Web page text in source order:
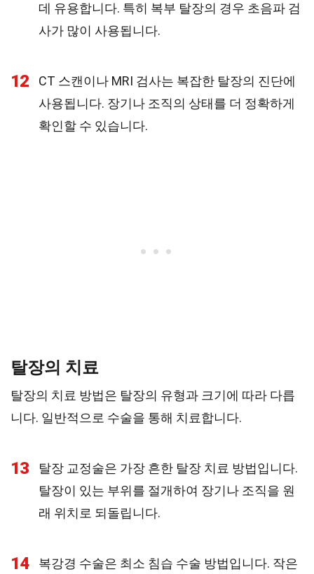
데 유용합니다. 특히 복부 탈장의 경우 초음파 검
사가 많이 사용됩니다.
12
CT 스캔이나 MRI 검사는 복잡한 탈장의 진단에
사용됩니다. 장기나 조직의 상태를 더 정확하게
확인할 수 있습니다.
탈장의 치료
탈장의 치료 방법은 탈장의 유형과 크기에 따라 다릅
니다. 일반적으로 수술을 통해 치료합니다.
13
탈장 교정술은 가장 흔한 탈장 치료 방법입니다.
탈장이 있는 부위를 절개하여 장기나 조직을 원
래 위치로 되돌립니다.
14
복강경 수술은 최소 침습 수술 방법입니다. 작은